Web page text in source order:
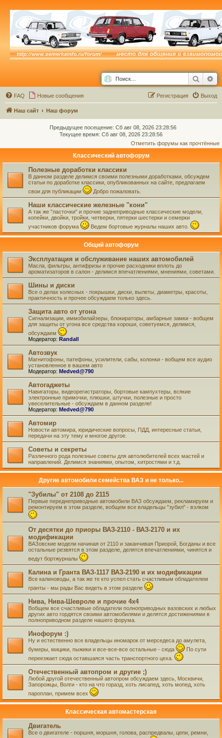
Поиск
FAQ Новые сообщения Выход
Регистрация
Наш сайт Наш форум
Предыдущее посещение: Сб авг 08, 2026 23:28:56
Текущее время: Сб авг 08, 2026 23:28:56
Отметить форумы как прочтённые
Классический автофорум
Полезные доработки классики
В данном разделе делимся своими полезными доработками, обсуждем
статьи по доработке классики, опубликованных на сайте, предлагаем
свои для публикации
Добро пожаловать.
Наши классические железные "кони"
А так же "ласточки" и прочие заднеприводные классические модели,
копейки, двойки, тройки, четверки, пятерки шестерки и семерки
участников форума
Ведем бортовые журналы наших авто.
Общий автофорум
Эксплуатация и обслуживание наших автомобилей
Масла, фильтры, антифризы и прочие расходники вплоть до
ароматизаторов в салон - делимся впечатлениями, мнениями, советами.
Шины и диски
Все о делах колесных - покрышки, диски, вылеты, диаметры, красоты,
практичность и прочее обсуждаем только здесь.
Защита авто от угона
Сигнализации, иммобилайзеры, блокираторы, амбарные замки - вобщем
для защиты от угона все средства хороши, советуемся, делимся,
обсуждаем
Модератор: Randall
Автозвук
Магнитофоны, патефоны, усилители, сабы, колонки - вобщем все аудио
установленное в вашем авто
Модератор: Medved@790
Автогаджеты
Навигаторы, видеорегистраторы, бортовые кампухтеры, всякие
электронные примочки, плюшки, штучки, полезные и просто
увеселительные - обсуждаем в данном разделе!
Модератор: Medved@790
Автомир
Новости автомира, юридические вопросы, ПДД, интересные статьи,
передачи на эту тему и многое другое.
Советы и секреты
Различного рода полезные советы для автолюбителей всех мастей и
направлений. Делимся знаниями, опытом, хитростями и т.д.
Другие автомобили семейства ВАЗ и не только...
"Зубилы" от 2108 до 2115
Первые переднеприводные автомобили ВАЗ обсуждаем, рекламируем и
ремонтируем в этом разделе, вобщем все владельцы "зубил" - вэлком
От десятки до приоры ВАЗ-2110 - ВАЗ-2170 и их
модификации
ВАЗовские модели начиная от 2110 и заканчивая Приорой, Богданы и все
остальные резвятся в этом разделе, делятся впечатлениями, чинятся и
ведут бортжурналы
Калина и Гранта ВАЗ-1117 ВАЗ-2190 и их модификации
Все калиноводы, а так же те кто успел стать счастливым обладателем
гранты - мы рады Вас видеть в этом разделе
Нива, Нива-Шевроле и прочие 4х4
Вобщем все счастливые обладатели полноприводных вазовских и любых
других авто гордятся своими автомобилями и делятся достижениями в
полноприводном разделе нашего форума.
Инофорум :)
Ну и естественно все владельцы иномарок от мерседеса до амулета,
бумеры, мицики, пыжики и все-все-все остальные - сюда
По сути
переезжает сюда оставшаяся часть транспортного цеха.
Отечественный автопром и другие ;)
Любой другой отечественный автопром обсуждаем здесь, Москвичи,
Запорожцы, Волги - кто на что горазд, хоть лисапед, хоть мопед, хоть
пароплан, примем всех
Классическая автомастерская
Двигатель
Все о двигателе - поршня, моршня, голова, распредвалы, цепи, ремни,